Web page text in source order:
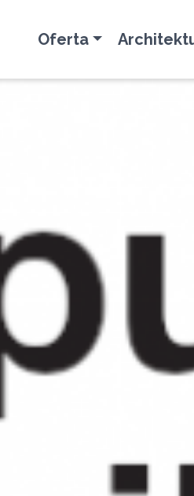
Oferta